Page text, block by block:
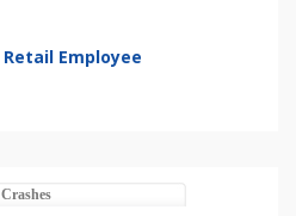
Retail Employee
Crashes